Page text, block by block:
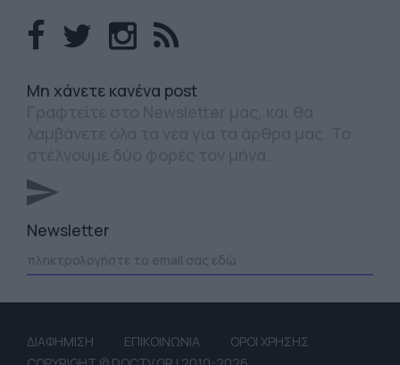
Mη χάνετε κανένα post
Newsletter
ΔΙΑΦΗΜΙΣΗ ΕΠΙΚΟΙΝΩΝΙΑ
ΟΡΟΙ ΧΡΗΣΗΣ